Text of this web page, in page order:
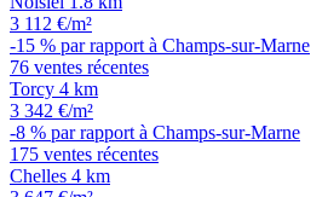
3 112 €/m²
-15 % par rapport à Champs-sur-Marne
76 ventes récentes
Torcy 4 km
3 342 €/m²
-8 % par rapport à Champs-sur-Marne
175 ventes récentes
Chelles 4 km